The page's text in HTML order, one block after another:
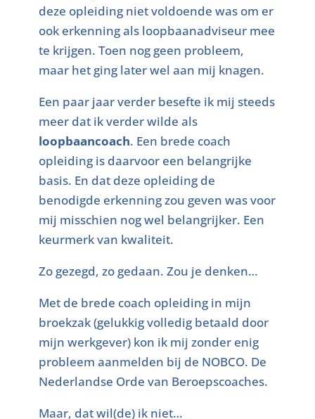
deze opleiding niet voldoende was om er
ook erkenning als loopbaanadviseur mee
te krijgen. Toen nog geen probleem,
maar het ging later wel aan mij knagen.
Een paar jaar verder besefte ik mij steeds
meer dat ik verder wilde als
loopbaancoach. Een brede coach
opleiding is daarvoor een belangrijke
basis. En dat deze opleiding de
benodigde erkenning zou geven was voor
mij misschien nog wel belangrijker. Een
keurmerk van kwaliteit.
Zo gezegd, zo gedaan. Zou je denken…
Met de brede coach opleiding in mijn
broekzak (gelukkig volledig betaald door
mijn werkgever) kon ik mij zonder enig
probleem aanmelden bij de NOBCO. De
Nederlandse Orde van Beroepscoaches.
Maar, dat wil(de) ik niet…